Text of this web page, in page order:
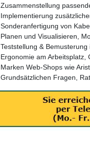
Zusammenstellung
Implementierung
Sonderanfertigung von
Planen und Visualisieren,
Teststellung &
Ergonomie am Arbeitsplatz,
Marken Web-Shops wie
Grundsätzlichen Fragen,